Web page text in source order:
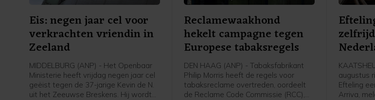
Eis: negen jaar cel voor
verkrachten vriendin in
Zeeland
MIDDELBURG (ANP) - Het Openbaar
Ministerie heeft vrijdag negen jaar cel
geëist tegen de 37-jarige Kevin de N.
uit het Zeeuwse Breskens. Hij wordt
Reclamewaakhond
hekelt campagne tegen
Europese tabaksregels
DEN HAAG (ANP) - Tabaksfabrikant
Philip Morris heeft de regels voor
tabaksreclame overtreden, oordeelt
de Reclame Code Commissie (RCC),
augustus
Efteling
Arriva,